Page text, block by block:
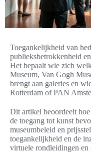
Toegankelijkheid van
publieksbetrokkenheid
Het bepaalt wie zich
Museum, Van Gogh
brengt aan galeries en
Rotterdam of PAN
Dit artikel beoordeelt
de toegang tot kunst
museumbeleid en
toegankelijkheid en de
virtuele rondleidingen en